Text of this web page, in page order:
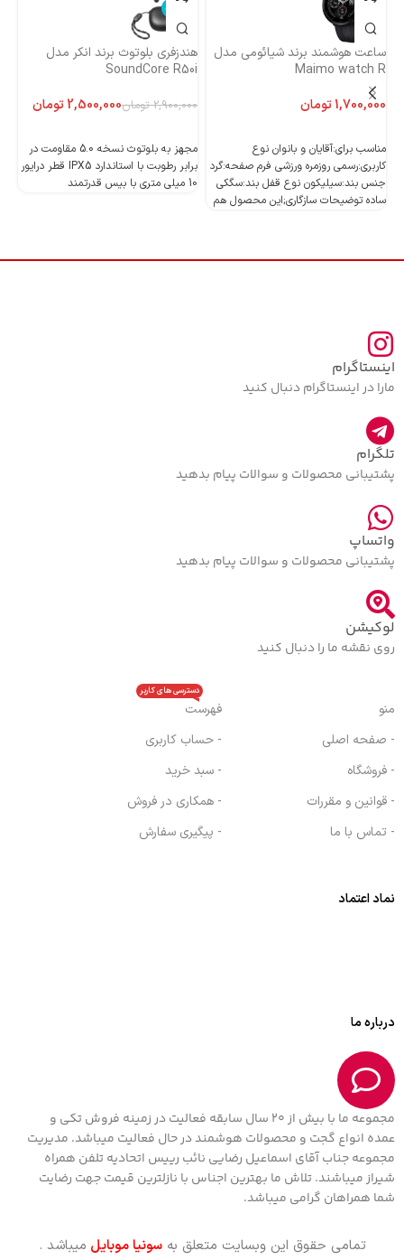
ساعت هوشمند برند شیائومی مدل
Maimo watch R
تومان
مناسب برای:آقایان و بانوان نوع
کاربری:رسمی روزمره ورزشی فرم صفحه:گرد
جنس بند:سیلیکون نوع قفل بند:سگکی
ساده توضیحات سازگاری;این محصول هم
ناموجود
هندزفری بلوتوث برند انکر مدل
SoundCore R50i
2,900,000 تومان2,500,000تومان
مجهز به بلوتوث نسخه 5.0 مقاومت در
برابر رطوبت با استاندارد IPX5 قطر درایور
10 میلی متری با بیس قدرتمند
اینستاگرام
مارا در اینستاگرام دنبال کنید
تلگرام
پشتیبانی محصولات و سوالات پیام بدهید
واتساپ
پشتیبانی محصولات و سوالات پیام بدهید
لوکیشن
روی نقشه ما را دنبال کنید
منو
- صفحه اصلی
- فروشگاه
- قوانین و مقررات
- تماس با ما
فهرست
دسترسی های کاربر
- حساب کاربری
- سبد خرید
- همکاری در فروش
- پیگیری سفارش
نماد اعتماد
درباره ما
مجموعه ما با بیش از 20 سال سابقه فعالیت در زمینه فروش تکی و
عمده انواع گجت و محصولات هوشمند در حال فعالیت میباشد. مدیریت
مجموعه جناب آقای اسماعیل رضایی نائب رییس اتحادیه تلفن همراه
شیراز میباشند. تلاش ما بهترین اجناس با نازلترین قیمت جهت رضایت
شما همراهان گرامی میباشد.
تمامی حقوق این وبسایت متعلق بهسونیا موبایل میباشد .